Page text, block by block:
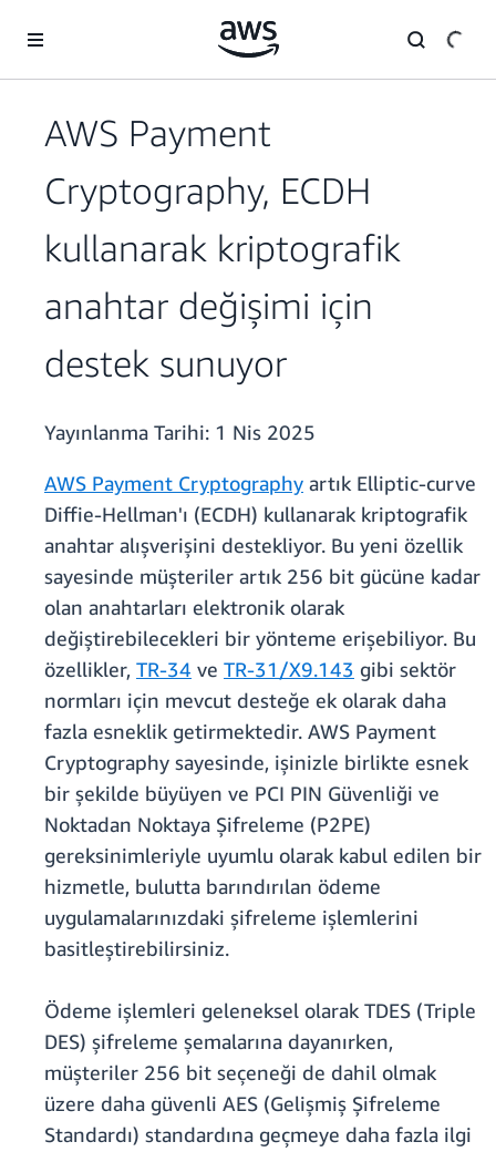
AWS Payment
Cryptography, ECDH
kullanarak kriptografik
anahtar değişimi için
destek sunuyor
Yayınlanma Tarihi: 1 Nis 2025
AWS Payment Cryptography artık Elliptic-curve
Diffie-Hellman'ı (ECDH) kullanarak kriptografik
anahtar alışverişini destekliyor. Bu yeni özellik
sayesinde müşteriler artık 256 bit gücüne kadar
olan anahtarları elektronik olarak
değiştirebilecekleri bir yönteme erişebiliyor. Bu
özellikler, TR-34 ve TR-31/X9.143 gibi sektör
normları için mevcut desteğe ek olarak daha
fazla esneklik getirmektedir. AWS Payment
Cryptography sayesinde, işinizle birlikte esnek
bir şekilde büyüyen ve PCI PIN Güvenliği ve
Noktadan Noktaya Şifreleme (P2PE)
gereksinimleriyle uyumlu olarak kabul edilen bir
hizmetle, bulutta barındırılan ödeme
uygulamalarınızdaki şifreleme işlemlerini
basitleştirebilirsiniz.
Ödeme işlemleri geleneksel olarak TDES (Triple
DES) şifreleme şemalarına dayanırken,
müşteriler 256 bit seçeneği de dahil olmak
üzere daha güvenli AES (Gelişmiş Şifreleme
Standardı) standardına geçmeye daha fazla ilgi